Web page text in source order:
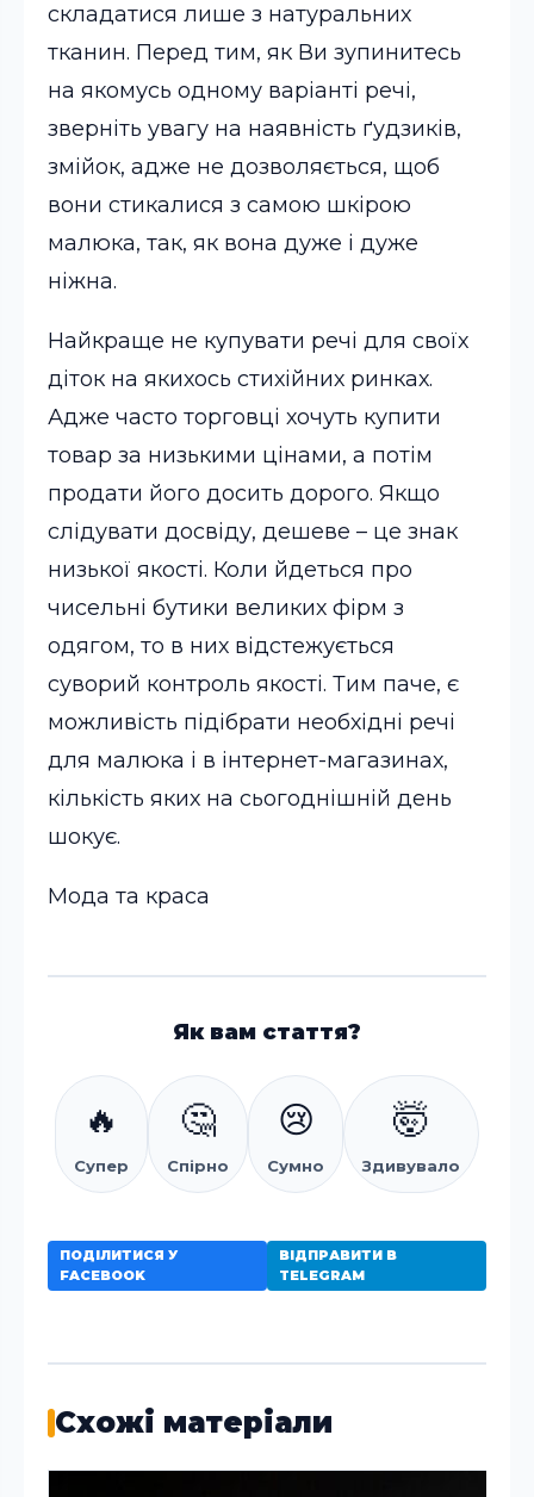
складатися лише з натуральних
тканин. Перед тим, як Ви зупинитесь
на якомусь одному варіанті речі,
зверніть увагу на наявність ґудзиків,
змійок, адже не дозволяється, щоб
вони стикалися з самою шкірою
малюка, так, як вона дуже і дуже
ніжна.
Найкраще не купувати речі для своїх
діток на якихось стихійних ринках.
Адже часто торговці хочуть купити
товар за низькими цінами, а потім
продати його досить дорого. Якщо
слідувати досвіду, дешеве – це знак
низької якості. Коли йдеться про
чисельні бутики великих фірм з
одягом, то в них відстежується
суворий контроль якості. Тим паче, є
можливість підібрати необхідні речі
для малюка і в інтернет-магазинах,
кількість яких на сьогоднішній день
шокує.
Мода та краса
Як вам стаття?
🔥
Супер
🤔
Спірно
😢
Сумно
🤯
Здивувало
ПОДІЛИТИСЯ У
FACEBOOK
ВІДПРАВИТИ В
TELEGRAM
Схожі матеріали